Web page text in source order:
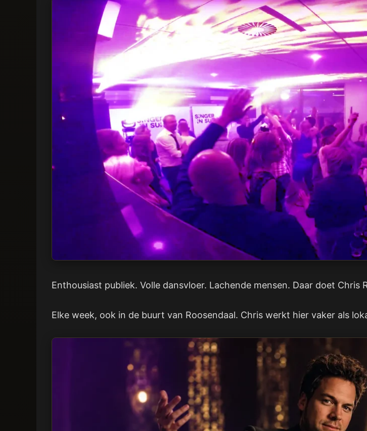
Enthousiast publiek. Volle dansvloer. Lachende mensen. Daar doet Chris
Elke week, ook in de buurt van Roosendaal. Chris werkt hier vaker als